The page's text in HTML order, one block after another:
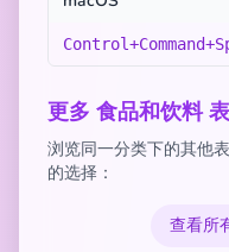
更多 食品和饮料
浏览同一分类下的其他
的选择：
查看所